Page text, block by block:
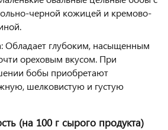
черной кожицей и кремово-
Обладает глубоким, насыщенным
ореховым вкусом. При
бобы приобретают
шелковистую и густую
(на 100 г сырого продукта)